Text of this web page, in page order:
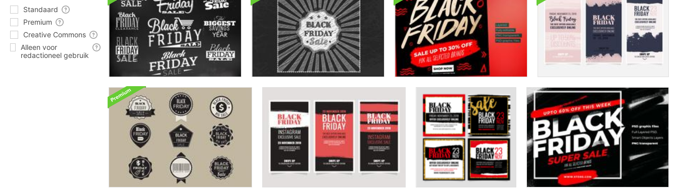
Standaard
Premium
Creative Commons
Alleen voor
redactioneel gebruik